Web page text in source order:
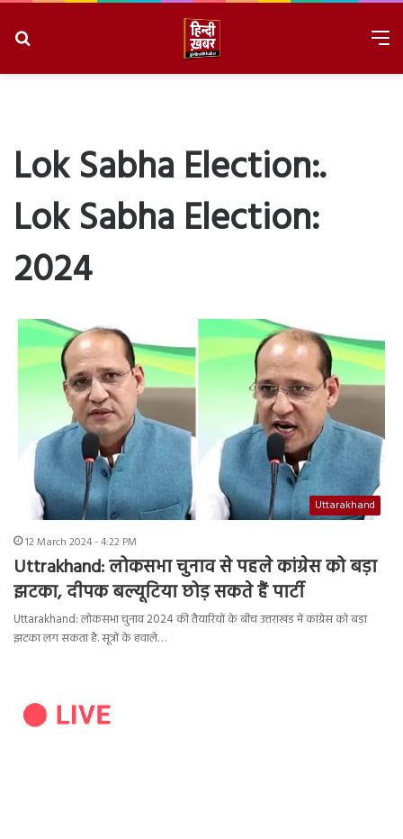
Lok Sabha Election:.
Lok Sabha Election:
2024
Uttarakhand
12 March 2024 - 4:22 PM
Uttrakhand: लोकसभा चुनाव से पहले कांग्रेस को बड़ा
झटका, दीपक बल्यूटिया छोड़ सकते हैं पार्टी
Uttarakhand: लोकसभा चुनाव 2024 की तैयारियों के बीच उत्तराखंड में कांग्रेस को बड़ा
झटका लग सकता है. सूत्रों के हवाले…